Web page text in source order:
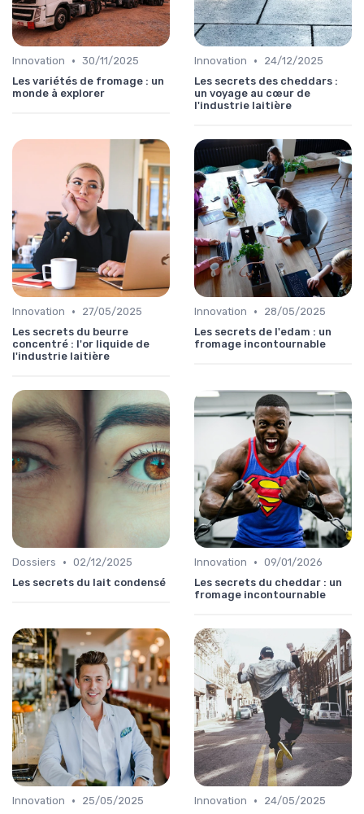
Innovation • 30/11/2025
Les variétés de fromage : un
monde à explorer
Innovation •
24/12/2025
Les secrets des cheddars :
un voyage au cœur de
l'industrie laitière
Innovation •
27/05/2025
Les secrets du beurre
concentré : l'or liquide de
l'industrie laitière
Innovation •
28/05/2025
Les secrets de l'edam : un
fromage incontournable
Dossiers • 02/12/2025
Les secrets du lait condensé
Innovation • 09/01/2026
Les secrets du cheddar : un
fromage incontournable
Innovation •
25/05/2025
Innovation •
24/05/2025